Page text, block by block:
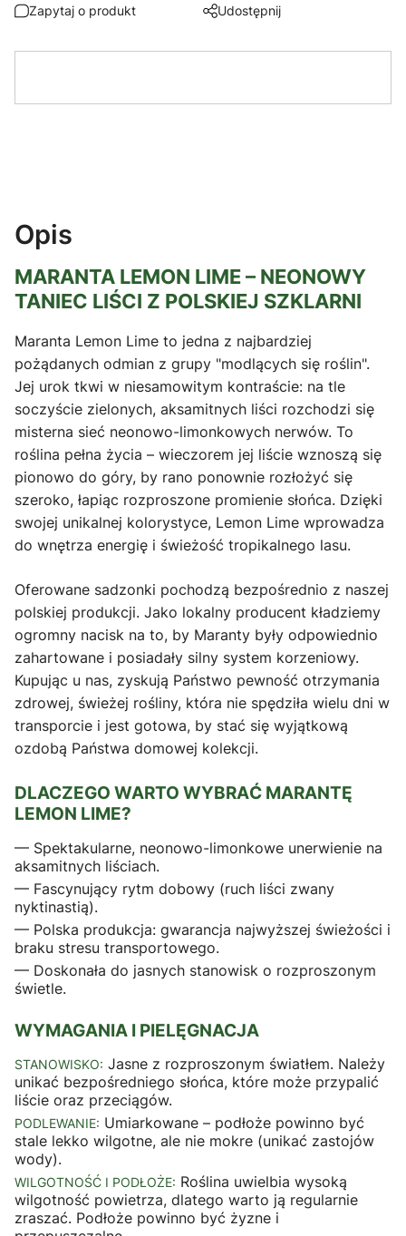
Zapytaj o produkt Udostępnij
Opis
MARANTA LEMON LIME – NEONOWY
TANIEC LIŚCI Z POLSKIEJ SZKLARNI
Maranta Lemon Lime to jedna z najbardziej
pożądanych odmian z grupy "modlących się roślin".
Jej urok tkwi w niesamowitym kontraście: na tle
soczyście zielonych, aksamitnych liści rozchodzi się
misterna sieć neonowo-limonkowych nerwów. To
roślina pełna życia – wieczorem jej liście wznoszą się
pionowo do góry, by rano ponownie rozłożyć się
szeroko, łapiąc rozproszone promienie słońca. Dzięki
swojej unikalnej kolorystyce, Lemon Lime wprowadza
do wnętrza energię i świeżość tropikalnego lasu.
Oferowane sadzonki pochodzą bezpośrednio z naszej
polskiej produkcji. Jako lokalny producent kładziemy
ogromny nacisk na to, by Maranty były odpowiednio
zahartowane i posiadały silny system korzeniowy.
Kupując u nas, zyskują Państwo pewność otrzymania
zdrowej, świeżej rośliny, która nie spędziła wielu dni w
transporcie i jest gotowa, by stać się wyjątkową
ozdobą Państwa domowej kolekcji.
DLACZEGO WARTO WYBRAĆ MARANTĘ
LEMON LIME?
— Spektakularne, neonowo-limonkowe unerwienie na
aksamitnych liściach.
— Fascynujący rytm dobowy (ruch liści zwany
nyktinastią).
— Polska produkcja: gwarancja najwyższej świeżości i
braku stresu transportowego.
— Doskonała do jasnych stanowisk o rozproszonym
świetle.
WYMAGANIA I PIELĘGNACJA
STANOWISKO: Jasne z rozproszonym światłem. Należy
unikać bezpośredniego słońca, które może przypalić
liście oraz przeciągów.
PODLEWANIE: Umiarkowane – podłoże powinno być
stale lekko wilgotne, ale nie mokre (unikać zastojów
wody).
WILGOTNOŚĆ I PODŁOŻE: Roślina uwielbia wysoką
wilgotność powietrza, dlatego warto ją regularnie
zraszać. Podłoże powinno być żyzne i